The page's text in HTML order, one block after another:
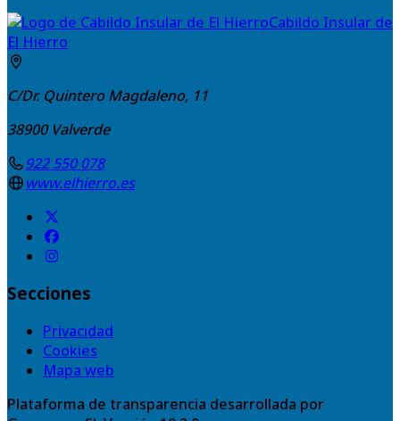
Cabildo Insular de
El Hierro
C/Dr. Quintero Magdaleno, 11
38900 Valverde
922 550 078
www.elhierro.es
Secciones
Privacidad
Cookies
Mapa web
Plataforma de transparencia desarrollada por